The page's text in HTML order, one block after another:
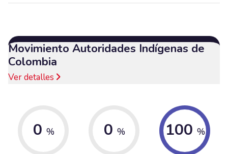
Movimiento Autoridades Indígenas de
Colombia
Ver detalles
0 % 0 % 100 %